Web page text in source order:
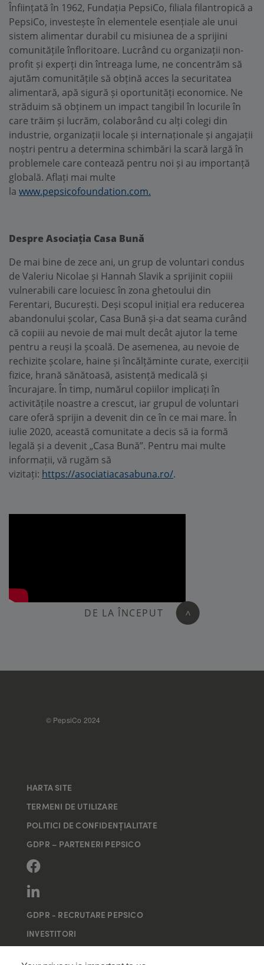
Înființată în 1962, Fundația PepsiCo, filiala filantropică a
PepsiCo, investește în elementele esențiale ale unui
sistem alimentar durabil cu misiunea de a sprijini
comunitățile înfloritoare. Lucrând cu organizații non-
profit și experți din întreaga lume, ne concentrăm să
ajutăm comunitățile să obțină acces la securitatea
alimentară, apă sigură și oportunități economice. Ne
străduim să obținem un impact tangibil în locurile în
care trăim și lucrăm, colaborând cu alți colegi din
industrie, organizații locale și internaționale și angajații
noștri pentru a determina schimbări la scară largă în
problemele care contează pentru noi și au importanță
globală. Aflați mai multe
la www.pepsicofoundation.com.
Despre Asociația Casa Bună
De mai bine de zece ani, un grup de voluntari condus
de Valeriu Nicolae și Hannah Slavik a sprijinit copiii
vulnerabili care locuiesc în zona ghetoului din
Ferentari, București. Deși scopul inițial era reducerea
abandonului școlar, Casa Bună și-a dat seama curând
că copiii au nevoie de mai mult decât ajutor la teme
pentru a reuși la școală. De asemenea, au nevoie de
rechizite școlare, haine și încălțăminte curate, exerciții
fizice, hrană sănătoasă, asistență medicală și
încurajare. În timp, numărul copiilor implicați în
activitățile noastre a crescut, iar grupul de voluntari
care oferă sprijin a devenit din ce în ce mai mare. În
iulie 2020, această comunitate a decis să ia formă
legală și a devenit „Casa Bună”. Pentru mai multe
informații, vă rugăm să
vizitați: https://asociatiacasabuna.ro/.
FOOTER
© PepsiCo 2024
HARTA SITE
TERMENI DE UTILIZARE
POLITICI DE CONFIDENȚIALITATE
GDPR – PARTENERI PEPSICO
GDPR - RECRUTARE PEPSICO
INVESTITORI
DE LA ÎNCEPUT >